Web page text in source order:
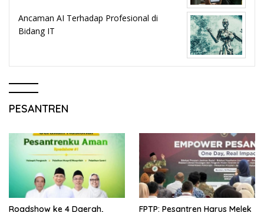
Ancaman AI Terhadap Profesional di
Bidang IT
PESANTREN
Roadshow ke 4 Daerah,
FPTP: Pesantren Harus Melek